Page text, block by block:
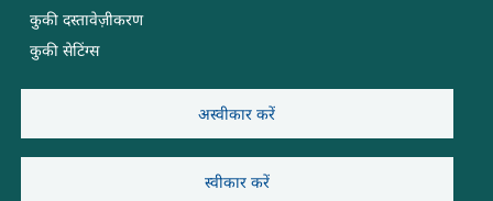
कुकी दस्तावेज़ीकरण
कुकी सेटिंग्स
अस्वीकार करें
स्वीकार करें
आगंतुक:1,427